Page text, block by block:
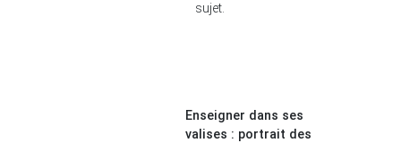
sujet.
Enseigner dans ses
valises : portrait des